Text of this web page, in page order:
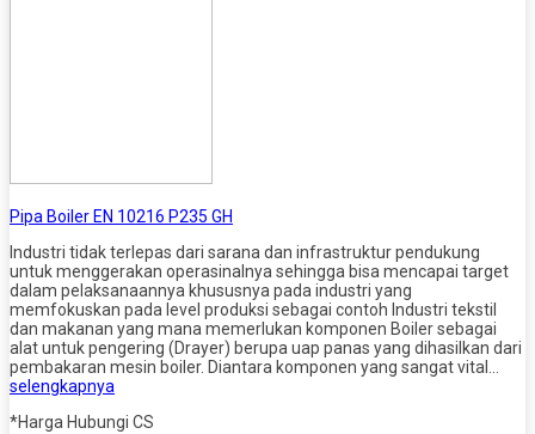
Pipa Boiler EN 10216 P235 GH
Industri tidak terlepas dari sarana dan infrastruktur pendukung
untuk menggerakan operasinalnya sehingga bisa mencapai target
dalam pelaksanaannya khususnya pada industri yang
memfokuskan pada level produksi sebagai contoh Industri tekstil
dan makanan yang mana memerlukan komponen Boiler sebagai
alat untuk pengering (Drayer) berupa uap panas yang dihasilkan dari
pembakaran mesin boiler. Diantara komponen yang sangat vital…
selengkapnya
*Harga Hubungi CS